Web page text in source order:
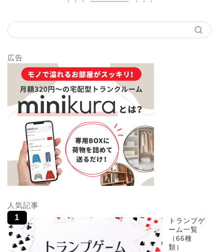
広告
人気記事
トランプゲ
ーム一覧
（66種
類）